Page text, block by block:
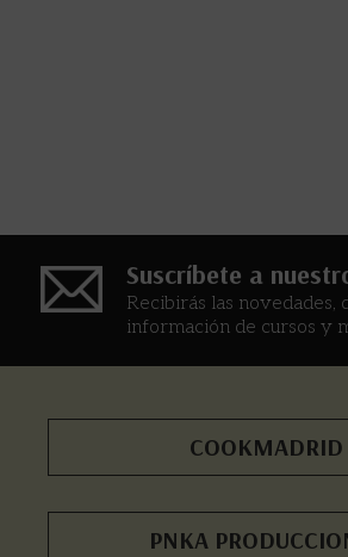
Suscríbete a
Recibirás las novedades,
información de cursos y
COOKMADRID
PNKA